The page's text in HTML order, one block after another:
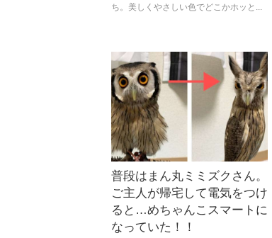
ち。美しくやさしい色でどこかホッと...
普段はまん丸ミミズクさん。
ご主人が帰宅して電気をつけ
ると…めちゃんこスマートに
なっていた！！